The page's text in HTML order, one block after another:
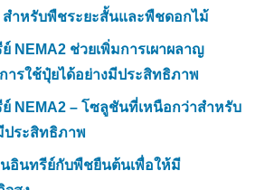
สำหรับพืชระยะสั้นและพืชดอกไม้
ช่วยเพิ่มการเผาผลาญ
ารใช้ปุ๋ยได้อย่างมีประสิทธิภาพ
NEMA2 – โซลูชันที่เหนือกว่าสำหรับ
ระสิทธิภาพ
อินทรีย์กับพืชยืนต้นเพื่อให้มี